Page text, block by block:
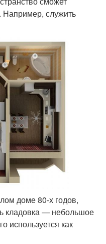
Например, служить
доме 80-х годов,
кладовка — небольшое
используется как